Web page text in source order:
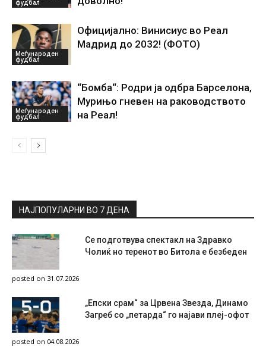
фудбал
Меѓународен
фудбал
Официјално: Винисиус во Реал
Мадрид до 2032! (ФОТО)
Меѓународен
фудбал
“Бомба“: Родри ја одбра Барселона,
Мурињо гневен на раководството
на Реал!
НАЈПОПУЛАРНИ ВО 7 ДЕНА
Се подготвува спектакл на Здравко
Чолиќ но теренот во Битола е безбеден
posted on 31.07.2026
„Епски срам“ за Црвена Звезда, Динамо
Загреб со „петарда“ го најави плеј-офот
posted on 04.08.2026